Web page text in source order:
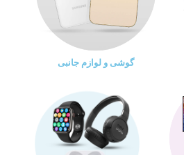
گوشی و لوازم جانبی